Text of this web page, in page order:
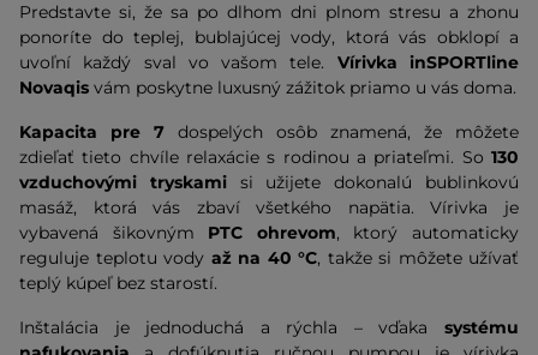
Predstavte si, že sa po dlhom dni plnom stresu a zhonu
ponoríte do teplej, bublajúcej vody, ktorá vás obklopí a
uvoľní každý sval vo vašom tele. Vírivka inSPORTline
Novaqis vám poskytne luxusný zážitok priamo u vás doma.
Kapacita pre 7 dospelých osôb znamená, že môžete
zdieľať tieto chvíle relaxácie s rodinou a priateľmi. So 130
vzduchovými tryskamisi užijete dokonalú bublinkovú
masáž, ktorá vás zbaví všetkého napätia. Vírivka je
vybavená šikovným PTC ohrevom, ktorý automaticky
reguluje teplotu vody až na 40 °C, takže si môžete užívať
teplý kúpeľ bez starostí.
Inštalácia je jednoduchá a rýchla – vďaka systému